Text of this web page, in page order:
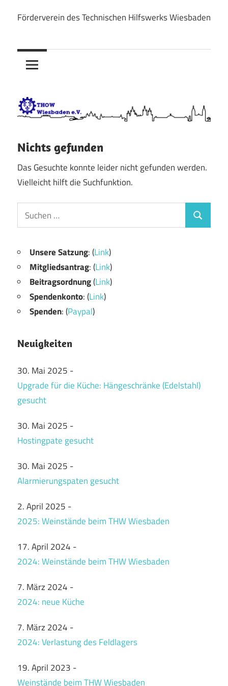
Inhalt
THOW
Wiesbaden
Förderverein des Technischen Hilfswerks Wiesbaden
Nichts gefunden
Das Gesuchte konnte leider nicht gefunden werden.
Vielleicht hilft die Suchfunktion.
Suchen
nach:
Suchen
Unsere Satzung: (Link)
Mitgliedsantrag: (Link)
Beitragsordnung(Link)
Spendenkonto: (Link)
Spenden: (Paypal)
Neuigkeiten
30. Mai 2025 -
Upgrade für die Küche: Hängeschränke (Edelstahl)
gesucht
30. Mai 2025 -
Hostingpate gesucht
30. Mai 2025 -
Alarmierungspaten gesucht
2. April 2025 -
2025: Weinstände beim THW Wiesbaden
17. April 2024 -
2024: Weinstände beim THW Wiesbaden
7. März 2024 -
2024: neue Küche
7. März 2024 -
2024: Verlastung des Feldlagers
19. April 2023 -
Weinstände beim THW Wiesbaden